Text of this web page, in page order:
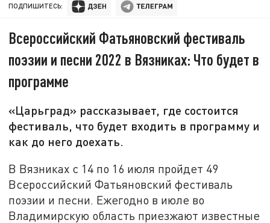
ПОДПИШИТЕСЬ:
Всероссийский Фатьяновский фестиваль
поэзии и песни 2022 в Вязниках: Что будет в
программе
«Царьград» рассказывает, где состоится
фестиваль, что будет входить в программу и
как до него доехать.
В Вязниках с 14 по 16 июля пройдет 49
Всероссийский Фатьяновский фестиваль
поэзии и песни. Ежегодно в июле во
Владимирскую область приезжают известные